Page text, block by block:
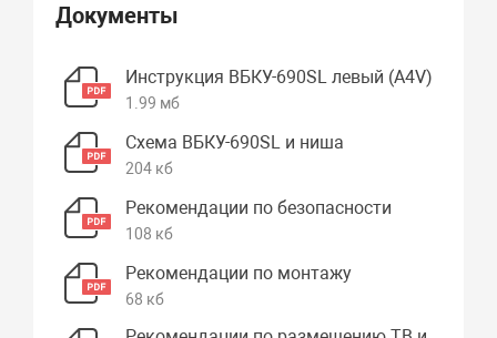
Документы
Инструкция ВБКУ-690SL левый (А4V)
1.99 мб
Схема ВБКУ-690SL и ниша
204 кб
Рекомендации по безопасности
108 кб
Рекомендации по монтажу
68 кб